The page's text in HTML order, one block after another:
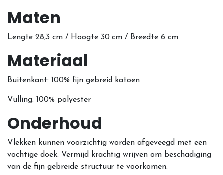
Maten
Lengte 28,3 cm / Hoogte 30 cm / Breedte 6 cm
Materiaal
Buitenkant: 100% fijn gebreid katoen
Vulling: 100% polyester
Onderhoud
Vlekken kunnen voorzichtig worden afgeveegd met een
vochtige doek. Vermijd krachtig wrijven om beschadiging
van de fijn gebreide structuur te voorkomen.